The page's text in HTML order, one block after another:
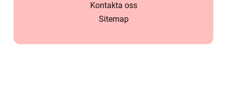
Kontakta oss
Sitemap